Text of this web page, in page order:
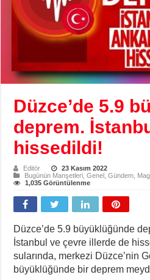
Düzce’de 5.9
deprem.
hissedildi!
Editör
23 Kasım 2022
Bugünün Manşetleri ,Genel ,Gündem
1,035 Görüntülenme
Düzce’de 5.9 büyüklüğünde
İstanbul ve çevre illerde de
sularında, merkezi Düzce’nin
büyüklüğünde bir deprem